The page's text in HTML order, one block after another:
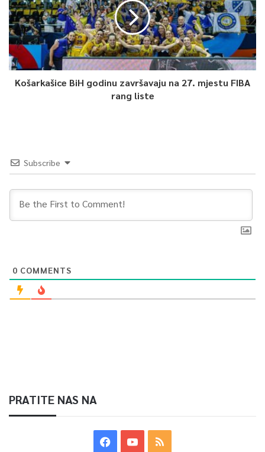
Košarkašice BiH godinu završavaju na 27. mjestu FIBA
rang liste
Subscribe
0 COMMENTS
PRATITE NAS NA